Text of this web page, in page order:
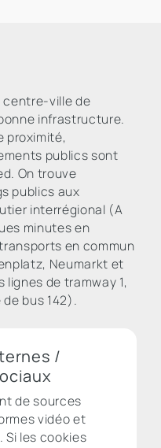
centre-ville de
infrastructure.
proximité,
publics sont
On trouve
publics aux
interrégional (A
minutes en
en commun
Neumarkt et
de tramway 1,
de bus 142).
/
de sources
vidéo et
Si les cookies